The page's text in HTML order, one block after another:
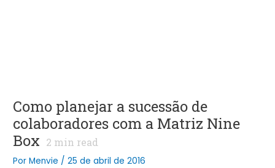
Como planejar a sucessão de
colaboradores com a Matriz Nine
Box 2 min read
PorMenvie /25 de abril de 2016